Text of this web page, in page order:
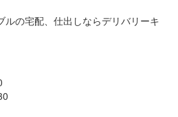
ルの宅配、仕出しならデリバリーキ